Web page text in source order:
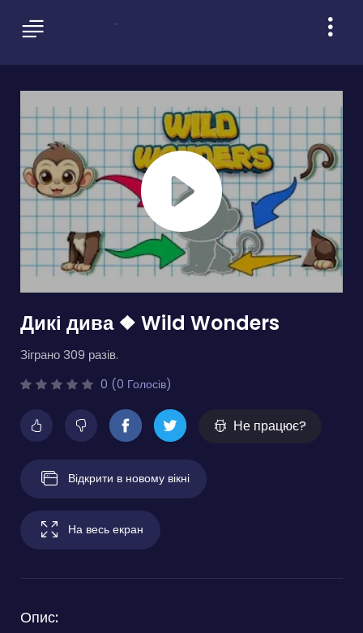
Дикі дива ❖ Wild Wonders
Зіграно 309 разів.
0 (0 Голосів)
Не працює?
Відкрити в новому вікні
На весь екран
Опис: